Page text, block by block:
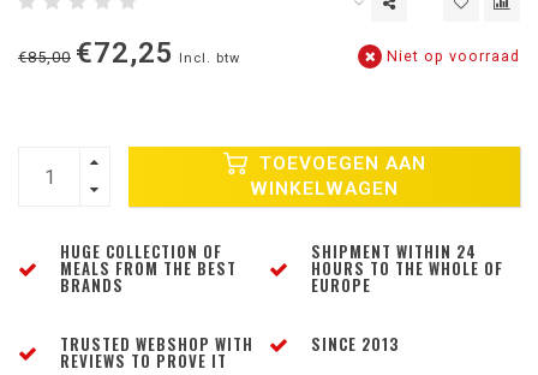
€85,00 €72,25 Incl. btw Niet op voorraad
TOEVOEGEN AAN
WINKELWAGEN
HUGE COLLECTION OF
MEALS FROM THE BEST
BRANDS
SHIPMENT WITHIN 24
HOURS TO THE WHOLE OF
EUROPE
TRUSTED WEBSHOP WITH
REVIEWS TO PROVE IT
SINCE 2013